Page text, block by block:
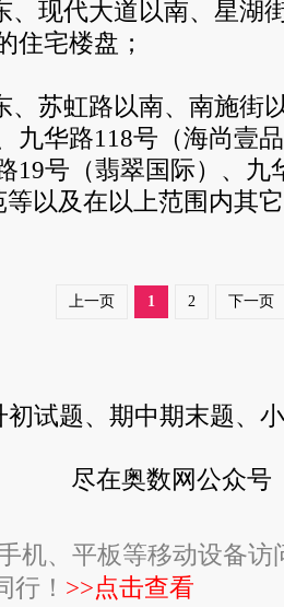
现代大道以南、星湖
住宅楼盘；
苏虹路以南、南施街
九华路118号（海尚壹
19号（翡翠国际）、九
等以及在以上范围内其
上一页 1 2 下一页
初试题、期中期末题、
尽在奥数网公众号
机、平板等移动设备访
行！ >>点击查看